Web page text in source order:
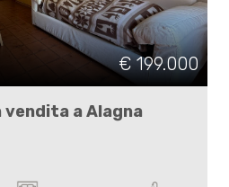
€ 199.000
a Alagna